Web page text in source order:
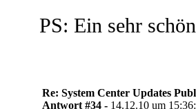
PS: Ein sehr
Re: System Center Updates
Antwort #34 - 14.12.10 um